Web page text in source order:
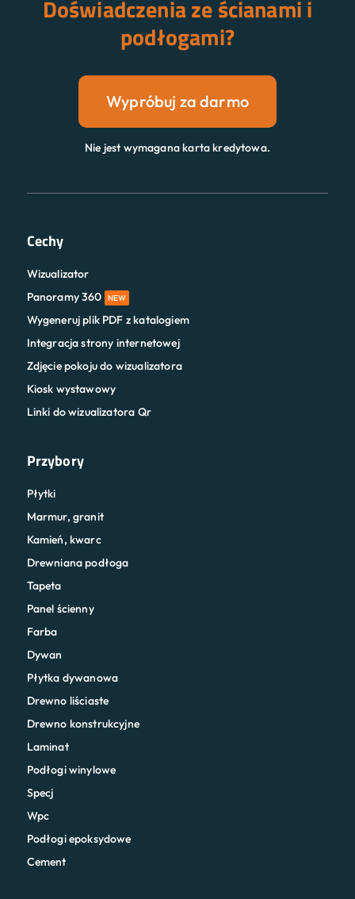
Doświadczenia ze ścianami i
podłogami?
Wypróbuj za darmo
Nie jest wymagana karta kredytowa.
Cechy
Wizualizator
Panoramy 360
NEW
Wygeneruj plik PDF z katalogiem
Integracja strony internetowej
Zdjęcie pokoju do wizualizatora
Kiosk wystawowy
Linki do wizualizatora Qr
Przybory
Płytki
Marmur, granit
Kamień, kwarc
Drewniana podłoga
Tapeta
Panel ścienny
Farba
Dywan
Płytka dywanowa
Drewno liściaste
Drewno konstrukcyjne
Laminat
Podłogi winylowe
Specj
Wpc
Podłogi epoksydowe
Cement